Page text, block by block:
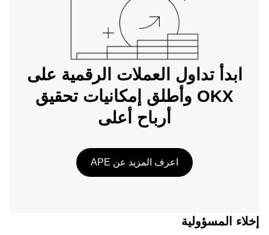
ابدأ تداول العملات الرقمية على
OKX وأطلق إمكانيات تحقيق
أرباح أعلى
اعرف المزيد عن APE
إخلاء المسؤولية